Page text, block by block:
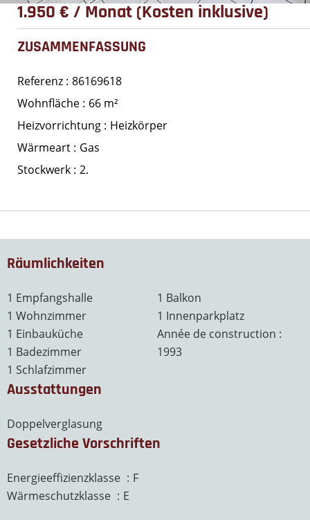
1.950 € / Monat (Kosten inklusive)
ZUSAMMENFASSUNG
Referenz 86169618
Wohnfläche
66 m²
Heizvorrichtung
Heizkörper
Wärmeart
Gas
Stockwerk 2.
Räumlichkeiten
1 Empfangshalle
1 Wohnzimmer
1 Einbauküche
1 Badezimmer
1 Schlafzimmer
1 Balkon
1 Innenparkplatz
Année de construction :
1993
Ausstattungen
Doppelverglasung
Gesetzliche Vorschriften
Energieeffizienzklasse
F
Wärmeschutzklasse
E